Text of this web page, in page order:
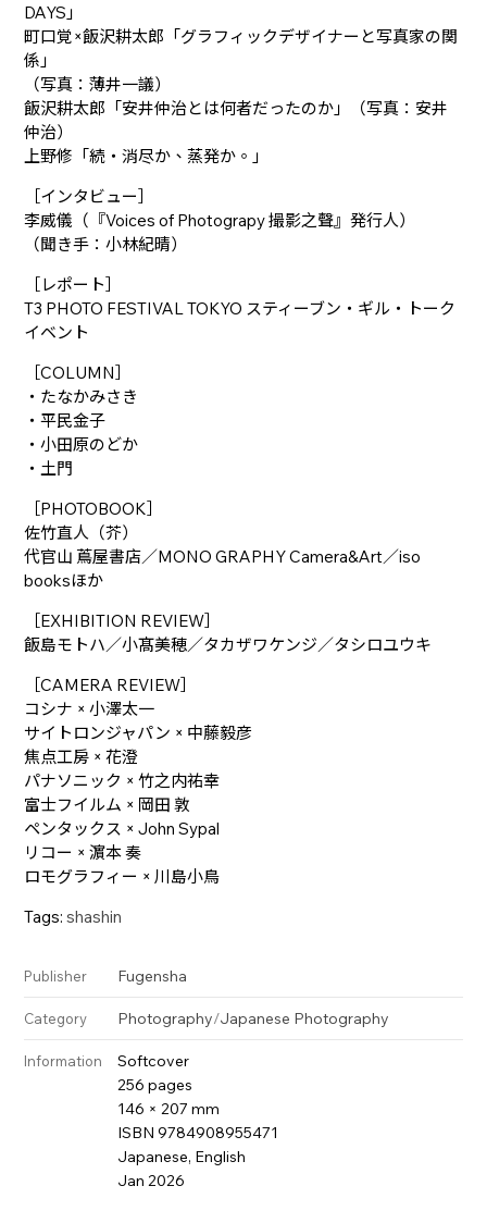
DAYS」
町口覚×飯沢耕太郎「グラフィックデザイナーと写真家の関
係」
（写真：薄井一議）
飯沢耕太郎「安井仲治とは何者だったのか」（写真：安井
仲治）
上野修「続・消尽か、蒸発か。」
［インタビュー］
李威儀（『Voices of Photograpy 撮影之聲』発行人）
（聞き手：小林紀晴）
［レポート］
T3 PHOTO FESTIVAL TOKYO スティーブン・ギル・トーク
イベント
［COLUMN］
・たなかみさき
・平民金子
・小田原のどか
・土門
［PHOTOBOOK］
佐竹直人（芥）
代官山 蔦屋書店／MONO GRAPHY Camera&Art／iso
booksほか
［EXHIBITION REVIEW］
飯島モトハ／小髙美穂／タカザワケンジ／タシロユウキ
［CAMERA REVIEW］
コシナ × 小澤太一
サイトロンジャパン × 中藤毅彦
焦点工房 × 花澄
パナソニック × 竹之内祐幸
富士フイルム × 岡田 敦
ペンタックス × John Sypal
リコー × 濵本 奏
ロモグラフィー × 川島小鳥
Tags: shashin
Publisher Fugensha
Category Photography/Japanese Photography
Information
Softcover
256 pages
146 × 207 mm
ISBN 9784908955471
Japanese, English
Jan 2026